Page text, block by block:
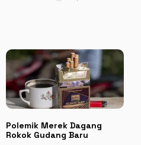
Polemik Merek Dagang
Rokok Gudang Baru